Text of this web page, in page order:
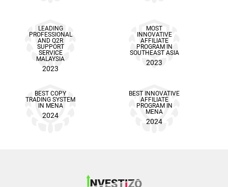
LEADING
PROFESSIONAL
AND Q2R
SUPPORT
SERVICE
MALAYSIA
2023
MOST
INNOVATIVE
AFFILIATE
PROGRAM IN
SOUTHEAST ASIA
2023
BEST COPY
TRADING SYSTEM
IN MENA
2024
BEST INNOVATIVE
AFFILIATE
PROGRAM IN
MENA
2024